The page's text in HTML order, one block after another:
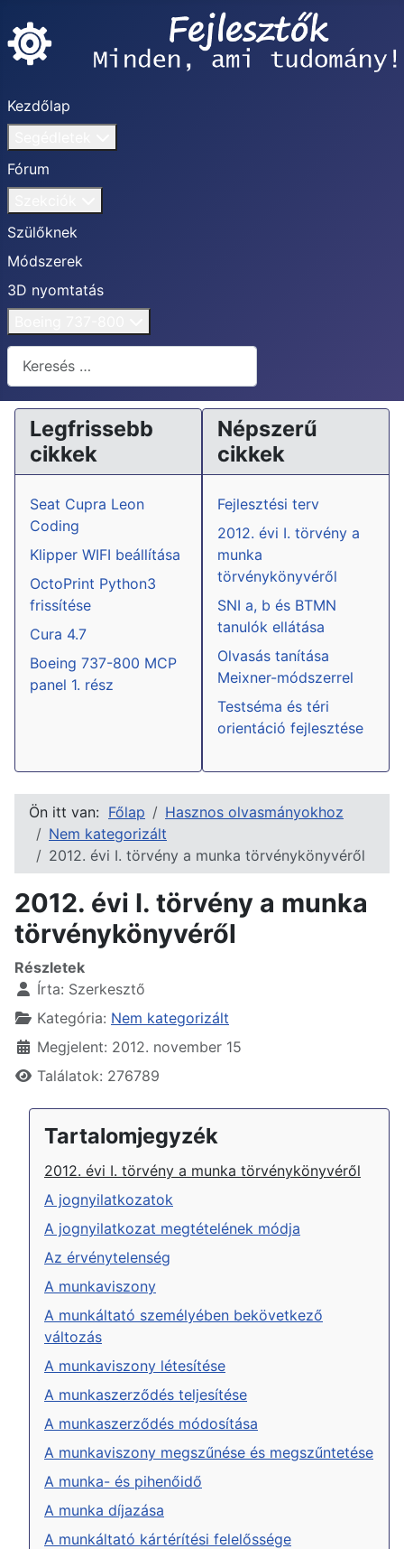
Kezdőlap
Fórum
Szülőknek
Módszerek
3D nyomtatás
Keresés...
Legfrissebb
cikkek
Seat Cupra Leon
Coding
Klipper WIFI beállítása
OctoPrint Python3
frissítése
Cura 4.7
Boeing 737-800 MCP
panel 1. rész
Népszerű
cikkek
Fejlesztési terv
2012. évi I. törvény a
munka
törvénykönyvéről
SNI a, b és BTMN
tanulók ellátása
Olvasás tanítása
Meixner-módszerrel
Testséma és téri
orientáció fejlesztése
Ön itt van: Főlap
Hasznos olvasmányokhoz
Nem kategorizált
2012. évi I. törvény a munka törvénykönyvéről
2012. évi I. törvény a munka
törvénykönyvéről
Részletek
Írta: Szerkesztő
Kategória: Nem kategorizált
Megjelent: 2012. november 15
Találatok: 276789
Tartalomjegyzék
2012. évi I. törvény a munka törvénykönyvéről
A jognyilatkozatok
A jognyilatkozat megtételének módja
Az érvénytelenség
A munkaviszony
A munkáltató személyében bekövetkező
változás
A munkaviszony létesítése
A munkaszerződés teljesítése
A munkaszerződés módosítása
A munkaviszony megszűnése és megszűntetése
A munka- és pihenőidő
A munka díjazása
A munkáltató kártérítési felelőssége